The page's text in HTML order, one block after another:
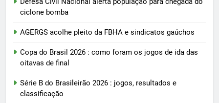
ciclone bomba
AGERGS acolhe pleito da FBHA e sindicatos gaúchos
Copa do Brasil 2026 : como foram os jogos de ida das
oitavas de final
Série B do Brasileirão 2026 : jogos, resultados e
classificação